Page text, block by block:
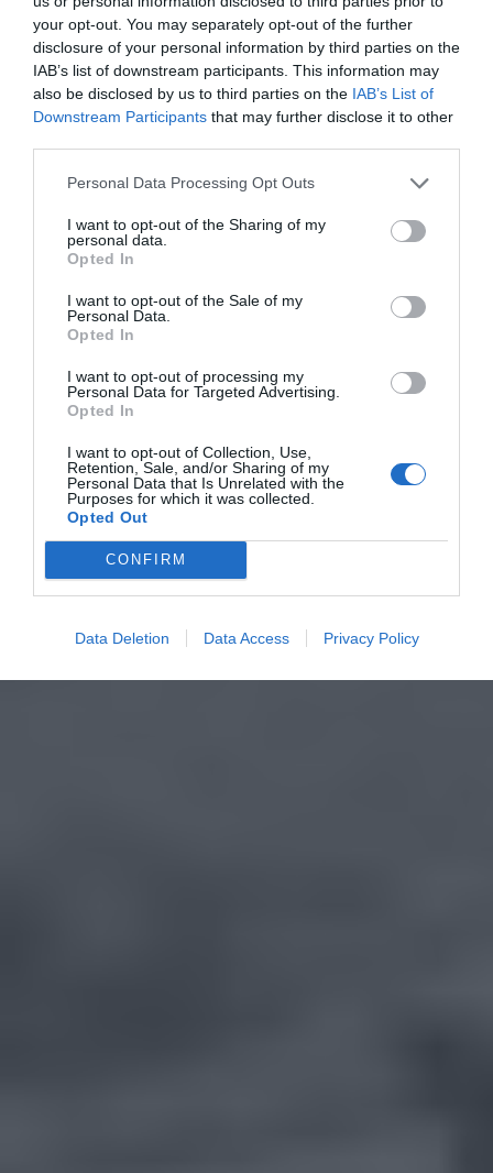
your opt-out. You may separately opt-out of the further
disclosure of your personal information by third parties on the
IAB’s list of downstream participants. This information may
also be disclosed by us to third parties on the IAB’s List of
Downstream Participants that may further disclose it to other
Personal Data Processing Opt Outs
I want to opt-out of the Sharing of my
personal data.
Opted In
I want to opt-out of the Sale of my
Personal Data.
Opted In
I want to opt-out of processing my
Personal Data for Targeted Advertising.
Opted In
I want to opt-out of Collection, Use,
Retention, Sale, and/or Sharing of my
Personal Data that Is Unrelated with the
Purposes for which it was collected.
Opted Out
CONFIRM
Data Deletion Data Access Privacy Policy